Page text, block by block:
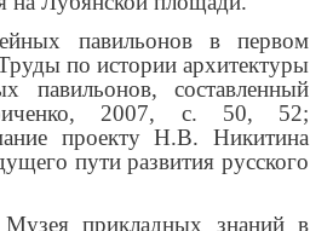
павильонов в первом
по истории архитектуры
павильонов, составленный
2007, с. 50, 52;
проекту Н.В. Никитина
пути развития русского
прикладных знаний в